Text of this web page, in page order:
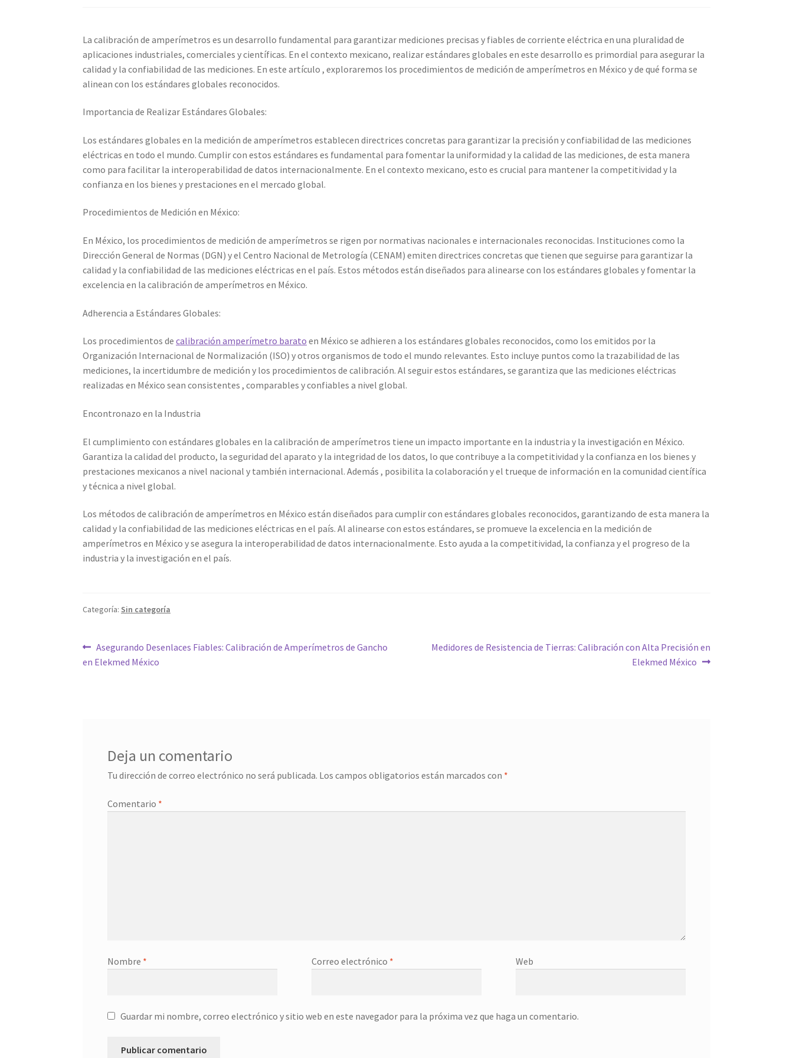
Medidor de tierras con certificado de calibración Multímetro con certificado de calibración
Nuestra Misión en Elekmed México Osciloscopio con certificado de calibración
Productos calibrados con certificado de Calibración
Sobre Nosotros – Elekmed MéxicoSoporteTiendaTrayectoria de Elekmed MéxicoVisión de Elekmed México
La calibración de amperímetros es un desarrollo fundamental para garantizar mediciones precisas y fiables de corriente eléctrica en una pluralidad de
aplicaciones industriales, comerciales y científicas. En el contexto mexicano, realizar estándares globales en este desarrollo es primordial para asegurar la
calidad y la confiabilidad de las mediciones. En este artículo , exploraremos los procedimientos de medición de amperímetros en México y de qué forma se
alinean con los estándares globales reconocidos.
Importancia de Realizar Estándares Globales:
Los estándares globales en la medición de amperímetros establecen directrices concretas para garantizar la precisión y confiabilidad de las mediciones
eléctricas en todo el mundo. Cumplir con estos estándares es fundamental para fomentar la uniformidad y la calidad de las mediciones, de esta manera
como para facilitar la interoperabilidad de datos internacionalmente. En el contexto mexicano, esto es crucial para mantener la competitividad y la
confianza en los bienes y prestaciones en el mercado global.
Procedimientos de Medición en México:
En México, los procedimientos de medición de amperímetros se rigen por normativas nacionales e internacionales reconocidas. Instituciones como la
Dirección General de Normas (DGN) y el Centro Nacional de Metrología (CENAM) emiten directrices concretas que tienen que seguirse para garantizar la
calidad y la confiabilidad de las mediciones eléctricas en el país. Estos métodos están diseñados para alinearse con los estándares globales y fomentar la
excelencia en la calibración de amperímetros en México.
Adherencia a Estándares Globales:
Los procedimientos decalibración amperímetro barato en México se adhieren a los estándares globales reconocidos, como los emitidos por la
Organización Internacional de Normalización (ISO) y otros organismos de todo el mundo relevantes. Esto incluye puntos como la trazabilidad de las
mediciones, la incertidumbre de medición y los procedimientos de calibración. Al seguir estos estándares, se garantiza que las mediciones eléctricas
realizadas en México sean consistentes , comparables y confiables a nivel global.
Encontronazo en la Industria
El cumplimiento con estándares globales en la calibración de amperímetros tiene un impacto importante en la industria y la investigación en México.
Garantiza la calidad del producto, la seguridad del aparato y la integridad de los datos, lo que contribuye a la competitividad y la confianza en los bienes y
prestaciones mexicanos a nivel nacional y también internacional. Además , posibilita la colaboración y el trueque de información en la comunidad científica
y técnica a nivel global.
Los métodos de calibración de amperímetros en México están diseñados para cumplir con estándares globales reconocidos, garantizando de esta manera la
calidad y la confiabilidad de las mediciones eléctricas en el país. Al alinearse con estos estándares, se promueve la excelencia en la medición de
amperímetros en México y se asegura la interoperabilidad de datos internacionalmente. Esto ayuda a la competitividad, la confianza y el progreso de la
industria y la investigación en el país.
Categoría: Sin categoría
Navegación
de
Entrada
anterior:
Asegurando Desenlaces Fiables: Calibración de Amperímetros de Gancho
en Elekmed México
Siguiente
Medidores de Resistencia de Tierras: Calibración con Alta Precisión en
Elekmed México
Deja un comentario
Tu dirección de correo electrónico no será publicada. Los campos obligatorios están marcados con *
Comentario *
Nombre * Correo electrónico * Web
Guardar mi nombre, correo electrónico y sitio web en este navegador para la próxima vez que haga un comentario.